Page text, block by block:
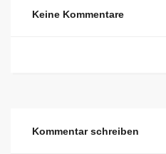
Keine Kommentare
Kommentar schreiben